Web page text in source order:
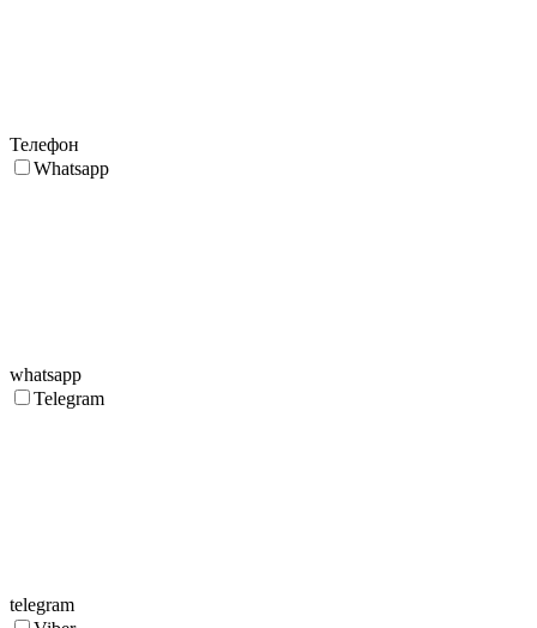
Телефон
Whatsapp
whatsapp
Telegram
telegram